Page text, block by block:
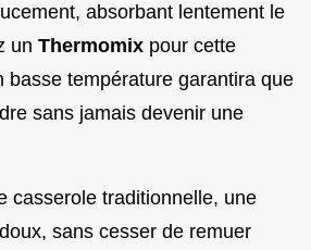
absorbant lentement le
un Thermomix pour cette
basse température garantira que
sans jamais devenir une
casserole traditionnelle, une
sans cesser de remuer